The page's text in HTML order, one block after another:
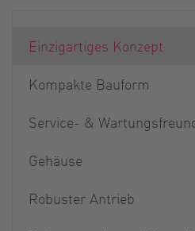
Einzigartiges Konzept
Kompakte Bauform
Service- &
Gehäuse
Robuster Antrieb